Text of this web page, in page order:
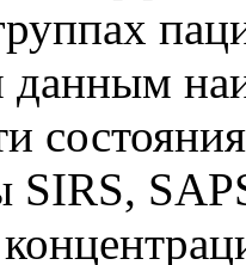
данным
SIRS,